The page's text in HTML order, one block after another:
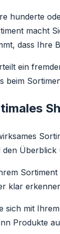
hunderte
macht
dass Ihre
ein
beim
Überblick
klar
sich mit
Produkte